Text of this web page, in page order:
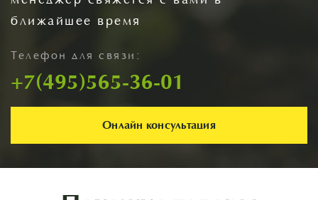
ближайшее время
Телефон для связи:
+7(495)565-36-01
Онлайн консультация